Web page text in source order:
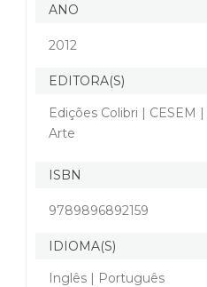
ANO
2012
EDITORA(S)
Edições Colibri |
Arte
ISBN
9789896892159
IDIOMA(S)
Inglês | Português